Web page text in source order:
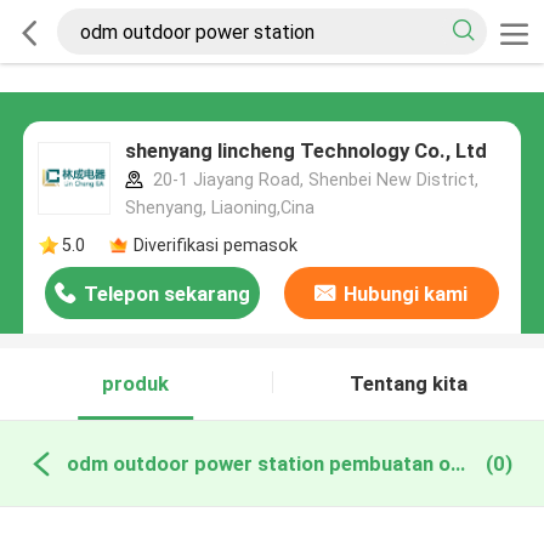
shenyang lincheng Technology Co., Ltd
20-1 Jiayang Road, Shenbei New District,
Shenyang, Liaoning,Cina
5.0
Diverifikasi pemasok
Telepon sekarang Hubungi kami
produk Tentang kita
odm outdoor power station pembuatan online (0)